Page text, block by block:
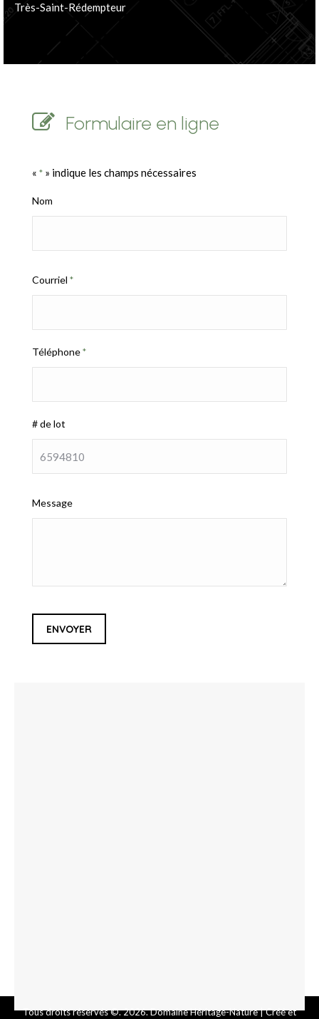
Très-Saint-Rédempteur
Formulaire en ligne
« * » indique les champs nécessaires
Nom
Courriel *
Téléphone *
# de lot
Message
Tous droits réservés ©. 2026. Domaine Héritage-Nature |Créé et